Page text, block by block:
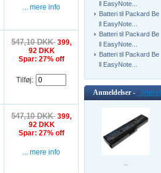
... mere info
547,10 DKK 399,
92 DKK
Spar: 27% off
Tilføj:
547,10 DKK 399,
92 DKK
Spar: 27% off
... mere info
ll EasyNote...
Batteri til Packard Be
ll EasyNote...
Batteri til Packard Be
ll EasyNote...
Batteri til Packard Be
ll EasyNote...
Anmeldelser - [mere]